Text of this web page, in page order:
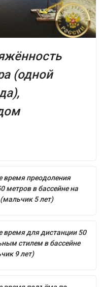
(одной
время преодоления
метров в бассейне на
5 лет)
время для дистанции 50
стилем в бассейне
9 лет)